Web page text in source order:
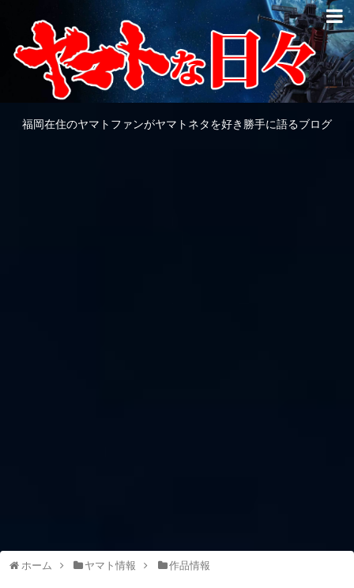
福岡在住のヤマトファンがヤマトネタを好き勝手に語るブログ
ホーム ヤマト情報 作品情報